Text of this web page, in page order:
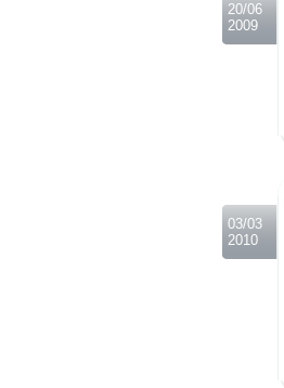
20/06
2009
03/03
2010